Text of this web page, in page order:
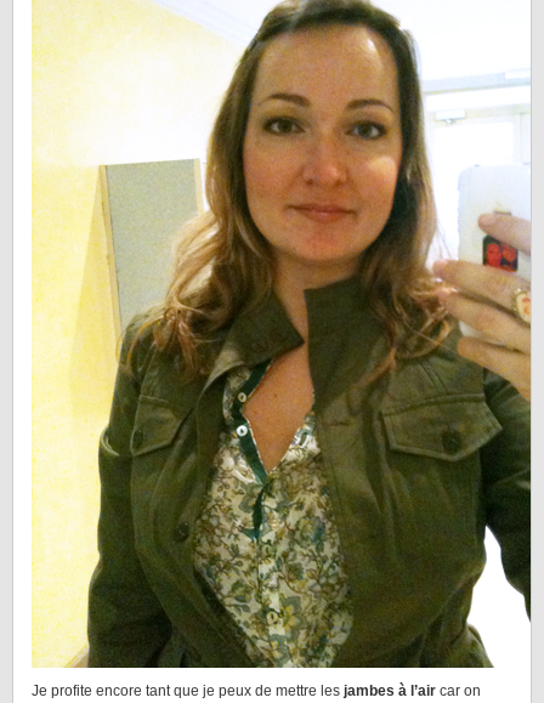
Je profite encore tant que je peux de mettre les jambes à l’air car on